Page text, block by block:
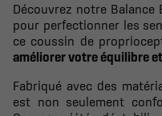
Découvrez notre Balance
pour perfectionner les
ce coussin de
améliorer votre équilibre
Fabriqué avec des
est non seulement